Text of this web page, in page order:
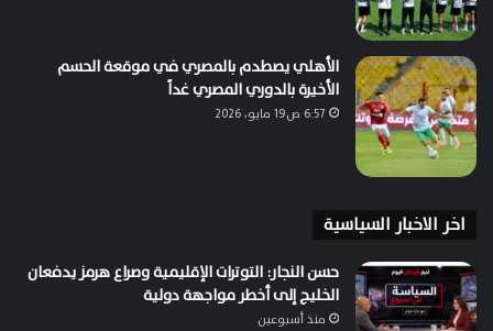
الأهلي يصطدم بالمصري في موقعة الحسم
الأخيرة بالدوري المصري غداً
6:57 ص19 مايو، 2026
اخر الاخبار السياسية
حسن النجار: التوترات الإقليمية وصراع هرمز يدفعان
الخليج إلى أخطر مواجهة دولية
منذ أسبوعين